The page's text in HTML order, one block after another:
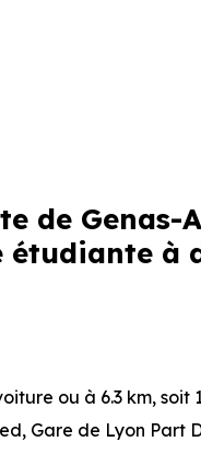
de Genas-
à
ou à 6.3 km, soit
, Gare de Lyon Part